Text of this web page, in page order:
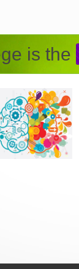
is the